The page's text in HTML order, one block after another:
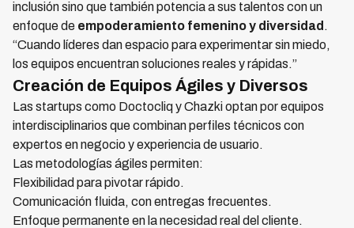
inclusión sino que también potencia a sus talentos con un
enfoque de empoderamiento femenino y diversidad .
“Cuando líderes dan espacio para experimentar sin miedo,
los equipos encuentran soluciones reales y rápidas.”
Creación de Equipos Ágiles y Diversos
Las startups como Doctocliq y Chazki optan por equipos
interdisciplinarios que combinan perfiles técnicos con
expertos en negocio y experiencia de usuario.
Las metodologías ágiles permiten:
Flexibilidad para pivotar rápido.
Comunicación fluida, con entregas frecuentes.
Enfoque permanente en la necesidad real del cliente.